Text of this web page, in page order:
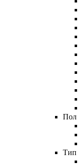
Пол
Тип